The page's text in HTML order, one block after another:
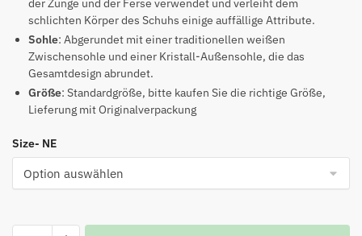
der Zunge und der Ferse verwendet und verleiht dem
schlichten Körper des Schuhs einige auffällige Attribute.
Sohle: Abgerundet mit einer traditionellen weißen
Zwischensohle und einer Kristall-Außensohle, die das
Gesamtdesign abrundet.
Größe: Standardgröße, bitte kaufen Sie die richtige Größe,
Lieferung mit Originalverpackung
Size- NE